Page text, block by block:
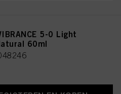
5-0 Light
60ml